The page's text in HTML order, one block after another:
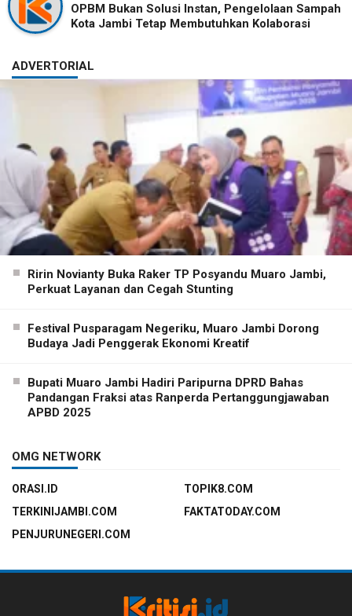
OPBM Bukan Solusi Instan, Pengelolaan Sampah
Kota Jambi Tetap Membutuhkan Kolaborasi
ADVERTORIAL
Ririn Novianty Buka Raker TP Posyandu Muaro Jambi,
Perkuat Layanan dan Cegah Stunting
Festival Pusparagam Negeriku, Muaro Jambi Dorong
Budaya Jadi Penggerak Ekonomi Kreatif
Bupati Muaro Jambi Hadiri Paripurna DPRD Bahas
Pandangan Fraksi atas Ranperda Pertanggungjawaban
APBD 2025
OMG NETWORK
ORASI.ID
TOPIK8.COM
TERKINIJAMBI.COM
FAKTATODAY.COM
PENJURUNEGERI.COM